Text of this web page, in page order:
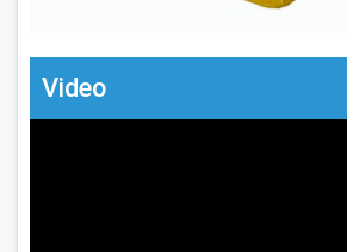
Video